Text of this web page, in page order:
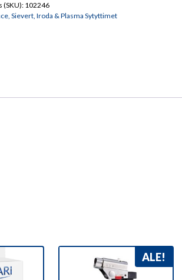
(SKU): 102246
Sievert, Iroda & Plasma Sytyttimet
ALE!